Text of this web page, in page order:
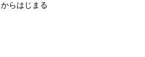
からはじまる